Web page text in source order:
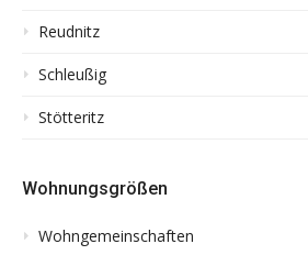
Reudnitz
Schleußig
Stötteritz
Wohnungsgrößen
Wohngemeinschaften